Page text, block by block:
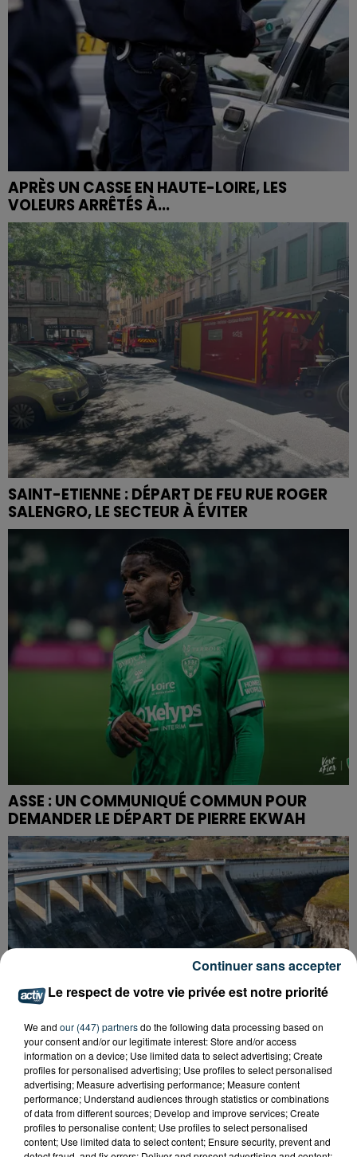
APRÈS UN CASSE EN HAUTE-LOIRE, LES
VOLEURS ARRÊTÉS À...
SAINT-ETIENNE : DÉPART DE FEU RUE ROGER
SALENGRO, LE SECTEUR À ÉVITER
ASSE : UN COMMUNIQUÉ COMMUN POUR
DEMANDER LE DÉPART DE PIERRE EKWAH
CYANOBACTÉRIES : LE PRÉFÊT PREND UN
ARRÊTÉ POUR LES ACTIVITÉS DE...
Le respect de votre vie privée est notre priorité
We and our (447) partnersdo the following data processing based on
your consent and/or our legitimate interest: Store and/or access
information on a device; Use limited data to select advertising; Create
profiles for personalised advertising; Use profiles to select personalised
advertising; Measure advertising performance; Measure content
performance; Understand audiences through statistics or combinations
of data from different sources; Develop and improve services; Create
profiles to personalise content; Use profiles to select personalised
content; Use limited data to select content; Ensure security, prevent and
Continuer sans accepter